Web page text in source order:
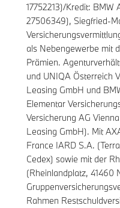
17752213)/Kredit:
27506349), Siegfried-
als Nebengewerbe mit
Prämien.
und UNIQA Österreich
Leasing GmbH und
Elementar
Versicherung AG
Leasing GmbH). Mit
France IARD S.A.
Cedex) sowie mit der
(Rheinlandplatz, 41460
Rahmen